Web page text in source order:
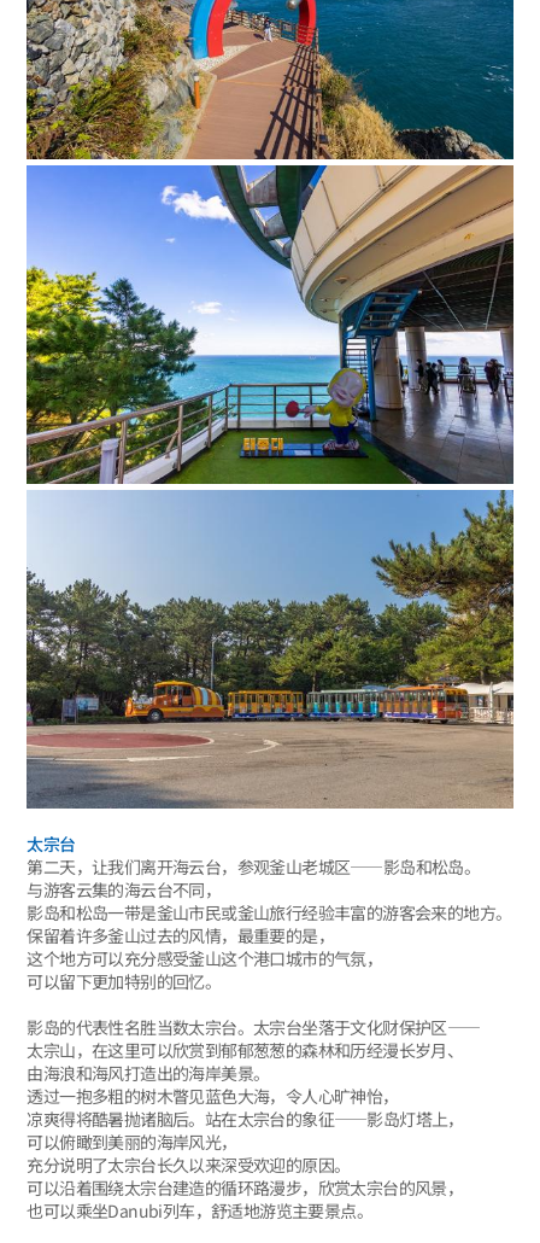
太宗台
第二天，让我们离开海云台，参观釜山老城区——影岛和松岛。
与游客云集的海云台不同，
影岛和松岛一带是釜山市民或釜山旅行经验丰富的游客会来的地方。
保留着许多釜山过去的风情，最重要的是，
这个地方可以充分感受釜山这个港口城市的气氛，
可以留下更加特别的回忆。
影岛的代表性名胜当数太宗台。太宗台坐落于文化财保护区——
太宗山，在这里可以欣赏到郁郁葱葱的森林和历经漫长岁月、
由海浪和海风打造出的海岸美景。
透过一抱多粗的树木瞥见蓝色大海，令人心旷神怡，
凉爽得将酷暑抛诸脑后。站在太宗台的象征——影岛灯塔上，
可以俯瞰到美丽的海岸风光，
充分说明了太宗台长久以来深受欢迎的原因。
可以沿着围绕太宗台建造的循环路漫步，欣赏太宗台的风景，
也可以乘坐Danubi列车，舒适地游览主要景点。